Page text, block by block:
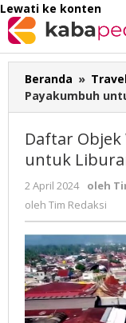
Lewati ke konten
Beranda »
Payakumbuh
Daftar Objek
untuk
2 April 2024 oleh
oleh Tim Redaksi